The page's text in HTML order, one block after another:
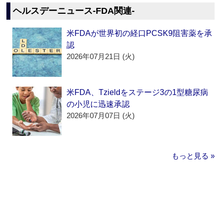
ヘルスデーニュース‐FDA関連‐
米FDAが世界初の経口PCSK9阻害薬を承
認
2026年07月21日 (火)
米FDA、Tzieldをステージ3の1型糖尿病
の小児に迅速承認
2026年07月07日 (火)
もっと見る »